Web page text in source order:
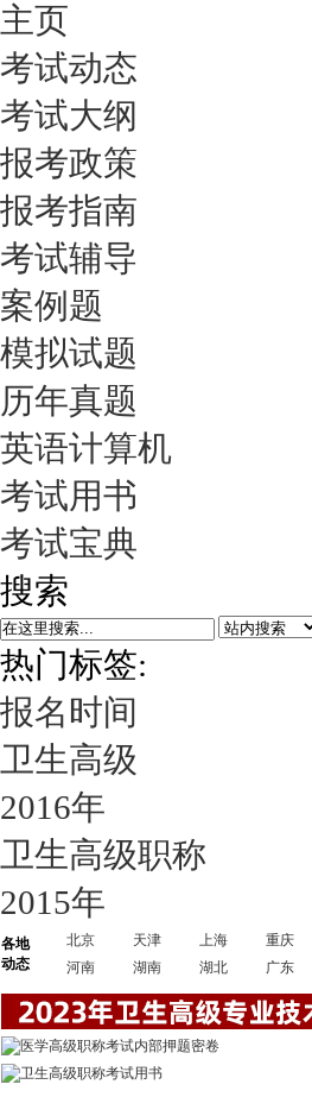
主页
考试动态
考试大纲
报考政策
报考指南
考试辅导
案例题
模拟试题
历年真题
英语计算机
考试用书
考试宝典
搜索
热门标签:
报名时间
卫生高级
2016年
卫生高级职称
2015年
各地
动态
北京 天津 上海 重庆
河南
湖南 湖北 广东